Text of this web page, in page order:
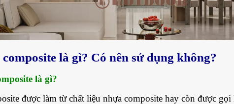
composite là gì? Có nên sử dụng không?
là gì?
được làm từ chất liệu nhựa composite hay còn được gọi